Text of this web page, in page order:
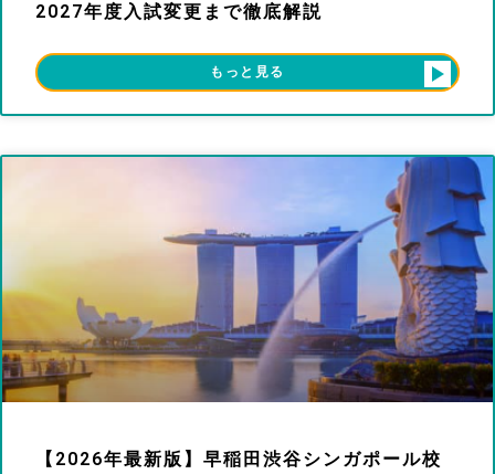
2027年度入試変更まで徹底解説
もっと見る
【2026年最新版】早稲田渋谷シンガポール校